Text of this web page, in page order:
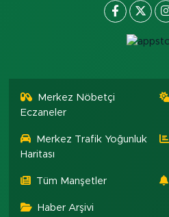
Merkez Nöbetçi
Eczaneler
Merkez Trafik Yoğunluk
Haritası
Tüm Manşetler
Haber Arşivi